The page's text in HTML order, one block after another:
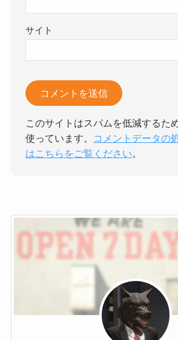
サイト
このサイトはスパムを低減するた
使っています。
コメントデータの
はこちらをご覧ください。